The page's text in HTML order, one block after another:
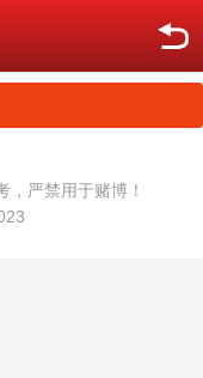
，严禁用于赌博！